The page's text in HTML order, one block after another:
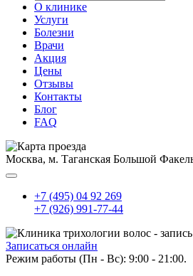
О клинике
Услуги
Болезни
Врачи
Акция
Цены
Отзывы
Контакты
Блог
FAQ
Москва, м. Таганская Большой
+7 (495) 04 92 269
+7 (926) 991-77-44
Записаться онлайн
Режим работы (Пн - Вс): 9:00 - 21:00.